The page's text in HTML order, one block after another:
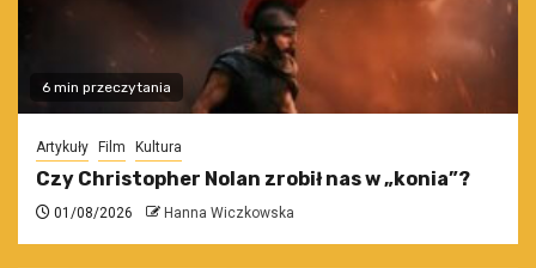
6 min przeczytania
Artykuły Film Kultura
Czy Christopher Nolan zrobił nas w „konia”?
01/08/2026 Hanna Wiczkowska